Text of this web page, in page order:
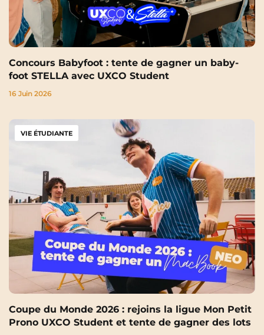
Concours Babyfoot : tente de gagner un baby-
foot STELLA avec UXCO Student
16 Juin 2026
VIE ÉTUDIANTE
Coupe du Monde 2026 : rejoins la ligue Mon Petit
Prono UXCO Student et tente de gagner des lots